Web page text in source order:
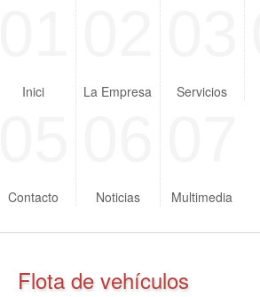
Inici La Empresa Servicios
Contacto Noticias Multimedia
Flota de vehículos